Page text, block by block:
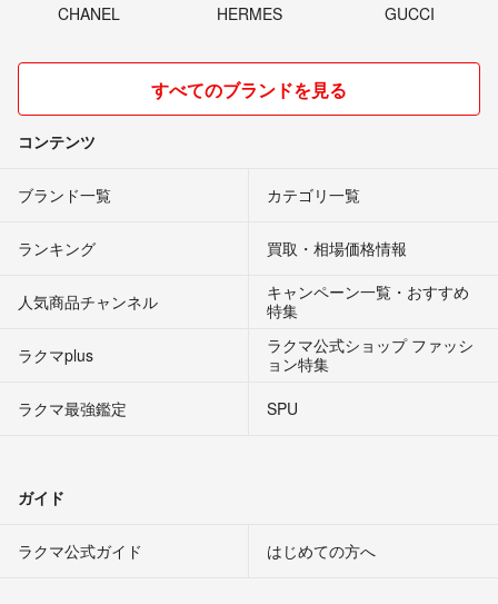
CHANEL HERMES GUCCI
すべてのブランドを見る
コンテンツ
ブランド一覧 カテゴリ一覧
ランキング 買取・相場価格情報
人気商品チャンネル
キャンペーン一覧・おすすめ
特集
ラクマplus
ラクマ公式ショップ ファッシ
ョン特集
ラクマ最強鑑定
SPU
ガイド
ラクマ公式ガイド はじめての方へ